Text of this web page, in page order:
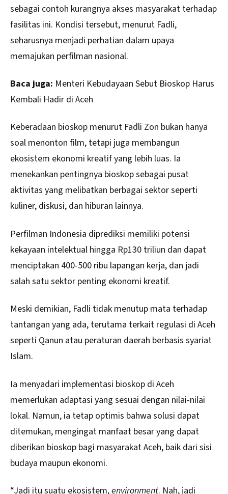
sebagai contoh kurangnya akses masyarakat terhadap
fasilitas ini. Kondisi tersebut, menurut Fadli,
seharusnya menjadi perhatian dalam upaya
memajukan perfilman nasional.
Baca juga: Menteri Kebudayaan Sebut Bioskop Harus
Kembali Hadir di Aceh
Keberadaan bioskop menurut Fadli Zon bukan hanya
soal menonton film, tetapi juga membangun
ekosistem ekonomi kreatif yang lebih luas. Ia
menekankan pentingnya bioskop sebagai pusat
aktivitas yang melibatkan berbagai sektor seperti
kuliner, diskusi, dan hiburan lainnya.
Perfilman Indonesia diprediksi memiliki potensi
kekayaan intelektual hingga Rp130 triliun dan dapat
menciptakan 400-500 ribu lapangan kerja, dan jadi
salah satu sektor penting ekonomi kreatif.
Meski demikian, Fadli tidak menutup mata terhadap
tantangan yang ada, terutama terkait regulasi di Aceh
seperti Qanun atau peraturan daerah berbasis syariat
Islam.
Ia menyadari implementasi bioskop di Aceh
memerlukan adaptasi yang sesuai dengan nilai-nilai
lokal. Namun, ia tetap optimis bahwa solusi dapat
ditemukan, mengingat manfaat besar yang dapat
diberikan bioskop bagi masyarakat Aceh, baik dari sisi
budaya maupun ekonomi.
“Jadi itu suatu ekosistem,environment. Nah, jadi